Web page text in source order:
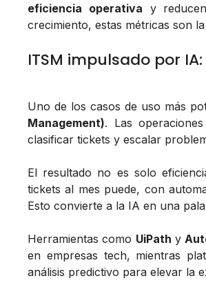
eficiencia operativa y
crecimiento, estas métricas son
ITSM impulsado por
Uno de los casos de uso más
Management). Las
clasificar tickets y escalar
El resultado no es solo
tickets al mes puede, con
Esto convierte a la IA en una
Herramientas como UiPath y
en empresas tech, mientras
análisis predictivo para elevar la